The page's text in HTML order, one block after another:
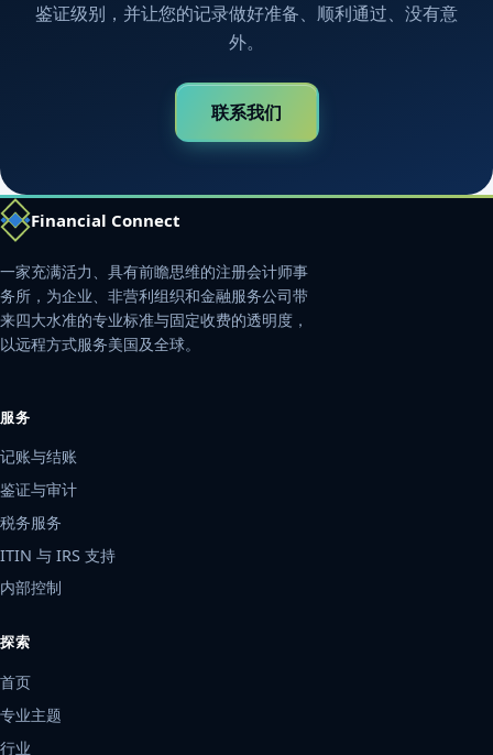
鉴证级别，并让您的记录做好准备、顺利通过、没有意
外。
联系我们
Financial Connect
一家充满活力、具有前瞻思维的注册会计师事
务所，为企业、非营利组织和金融服务公司带
来四大水准的专业标准与固定收费的透明度，
以远程方式服务美国及全球。
服务
记账与结账
鉴证与审计
税务服务
ITIN 与 IRS 支持
内部控制
探索
首页
专业主题
行业